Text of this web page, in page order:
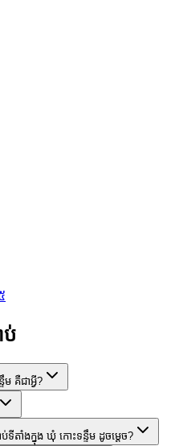
គឺជាអ្វី?
តាំងក្នុង ឃុំ កោះទន្ទឹម ដូចម្តេច?